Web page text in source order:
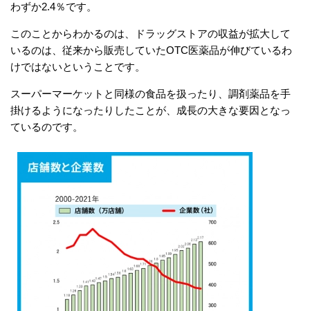
わずか2.4％です。
このことからわかるのは、ドラッグストアの収益が拡大して
いるのは、従来から販売していたOTC医薬品が伸びているわ
けではないということです。
スーパーマーケットと同様の食品を扱ったり、調剤薬品を手
掛けるようになったりしたことが、成長の大きな要因となっ
ているのです。